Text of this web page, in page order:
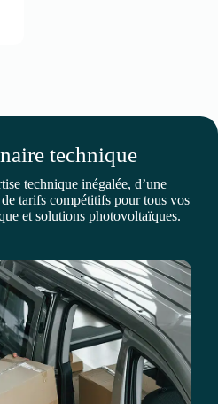
technique
technique inégalée, d’une
tarifs compétitifs pour tous vos
et solutions photovoltaïques.